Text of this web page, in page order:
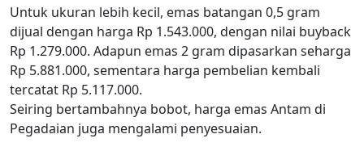
Untuk ukuran lebih kecil, emas batangan 0,5 gram
dijual dengan harga Rp 1.543.000, dengan nilai buyback
Rp 1.279.000. Adapun emas 2 gram dipasarkan seharga
Rp 5.881.000, sementara harga pembelian kembali
tercatat Rp 5.117.000.
Seiring bertambahnya bobot, harga emas Antam di
Pegadaian juga mengalami penyesuaian.